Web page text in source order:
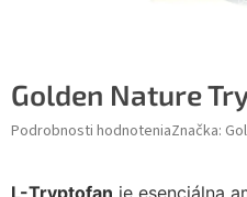
Golden Nature
Podrobnosti hodnoteniaZnačka: